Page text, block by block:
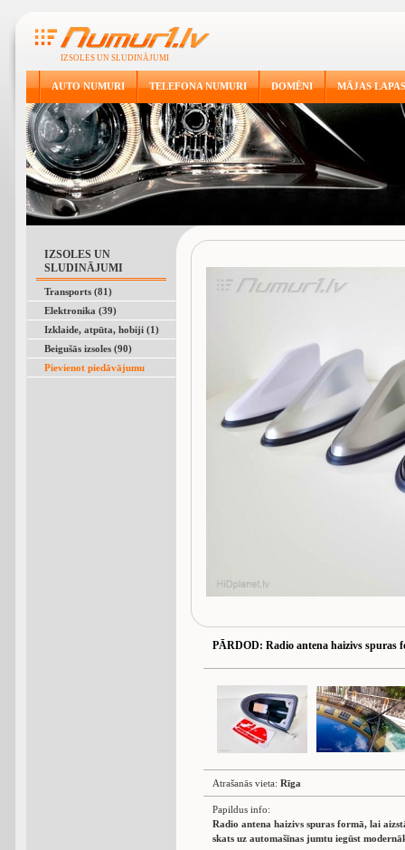
IZSOLES UN SLUDINĀJUMI
AUTO NUMURI TELEFONA NUMURI DOMĒNI MĀJAS LAPAS
IZSOLES UN
SLUDINĀJUMI
Transports (81)
Elektronika (39)
Izklaide, atpūta, hobiji (1)
Beigušās izsoles (90)
Pievienot piedāvājumu
PĀRDOD: Radio antena haizivs spuras
Atrašanās vieta: Rīga
Papildus info:
Radio antena haizivs spuras formā, lai
skats uz automašīnas jumtu iegūst